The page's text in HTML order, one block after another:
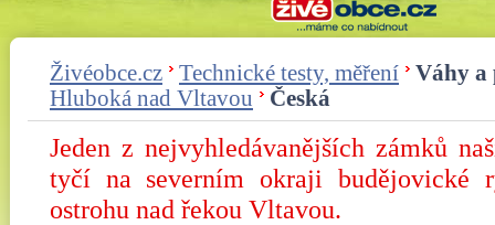
Živéobce.cz Technické testy, měření
Váhy a
Hluboká nad Vltavou
Česká
Jeden z nejvyhledávanějších zámků
tyčí na severním okraji budějovické
ostrohu nad řekou Vltavou.